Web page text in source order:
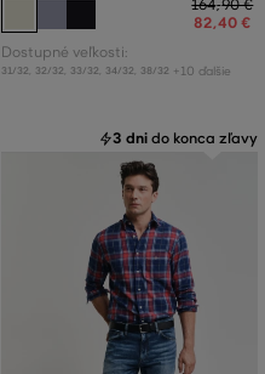
164,90 €
82,40 €
Dostupné veľkosti:
31/32 32/32 33/32 34/32 38/32 +10 ďalšie
3 dni do konca zľavy